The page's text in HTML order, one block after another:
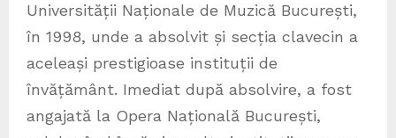
Universității Naționale de Muzică București,
în 1998, unde a absolvit și secția clavecin a
aceleași prestigioase instituții de
învățământ. Imediat după absolvire, a fost
angajată la Opera Națională București,